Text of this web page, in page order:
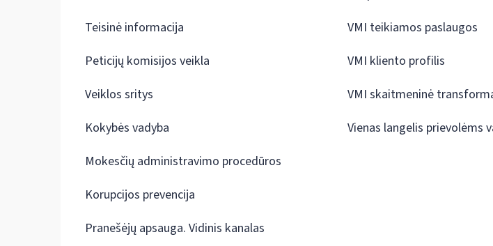
Teisinė informacija
Peticijų komisijos veikla
Veiklos sritys
Kokybės vadyba
Mokesčių administravimo procedūros
Korupcijos prevencija
Pranešėjų apsauga. Vidinis kanalas
VMI teikiamos paslaugos
VMI kliento profilis
VMI skaitmeninė
Vienas langelis prievolėms